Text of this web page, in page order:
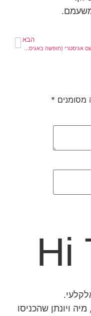
הבא
אי קטן בשם אגיסטרי (חופשה באגיסטרי ואתונה)
מסומנים *
Hi
ויונתן שהכניסו